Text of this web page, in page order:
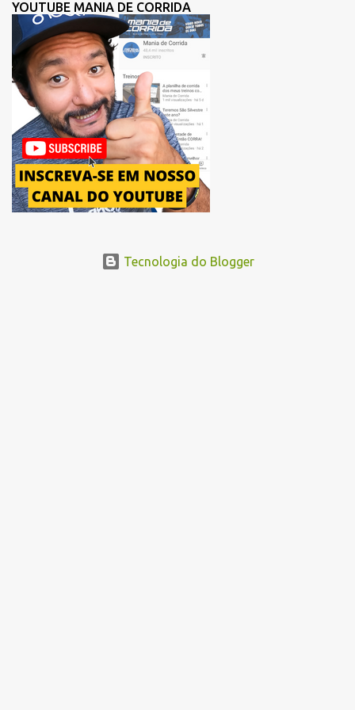
para uma melhor distribuição dos corredores no início da corrida. A
mudança substitui o trecho do Elevado Presidente João Goulart por
um novo trajeto na região do Pacaembu e Barra Funda. Após a
Avenida Pacaembu, os corredores seguirão pela Avenida Doutor
Abraão Ribeiro, passando ao lado do Memorial da América Latina,
acessando a Avenida Norma Pieruccini Giannotti, a Avenida Rudge e
...
YOUTUBE MANIA DE CORRIDA
Tecnologia do Blogger